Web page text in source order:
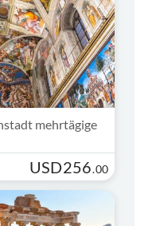
mehrtägige
USD256.00